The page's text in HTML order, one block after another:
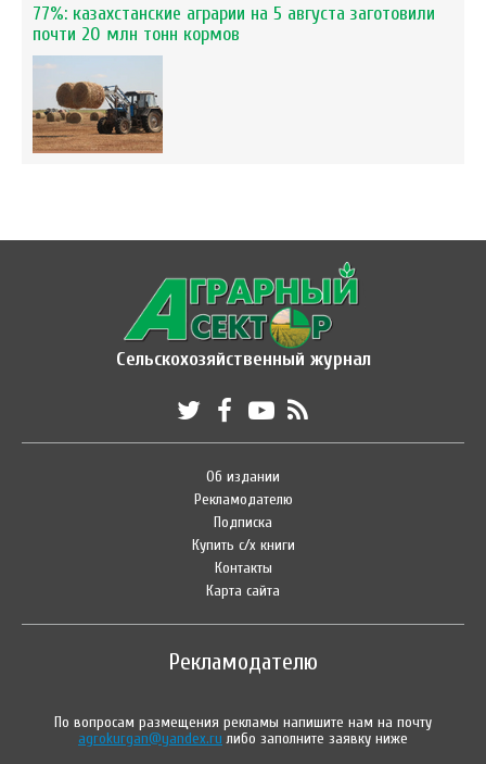
77%: казахстанские аграрии на 5 августа заготовили
почти 20 млн тонн кормов
Сельскохозяйственный журнал
Об издании
Рекламодателю
Подписка
Купить с/х книги
Контакты
Карта сайта
Рекламодателю
По вопросам размещения рекламы напишите нам на почту
agrokurgan@yandex.ru либо заполните заявку ниже